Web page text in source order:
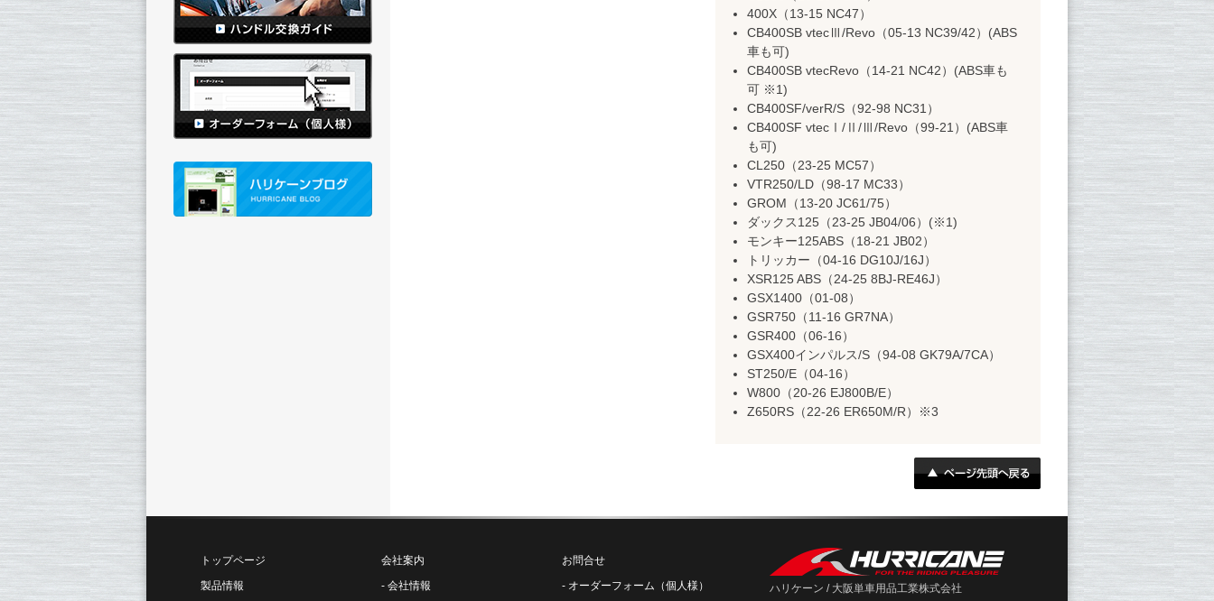
400X（13-15 NC47）
CB400SB vtecⅢ/Revo（05-13 NC39/42）(ABS
車も可)
CB400SB vtecRevo（14-21 NC42）(ABS車も
可 ※1)
CB400SF/verR/S（92-98 NC31）
CB400SF vtecⅠ/Ⅱ/Ⅲ/Revo（99-21）(ABS車
も可)
CL250（23-25 MC57）
VTR250/LD（98-17 MC33）
GROM（13-20 JC61/75）
ダックス125（23-25 JB04/06）(※1)
モンキー125ABS（18-21 JB02）
トリッカー（04-16 DG10J/16J）
XSR125 ABS（24-25 8BJ-RE46J）
GSX1400（01-08）
GSR750（11-16 GR7NA）
GSR400（06-16）
GSX400インパルス/S（94-08 GK79A/7CA）
ST250/E（04-16）
W800（20-26 EJ800B/E）
Z650RS（22-26 ER650M/R）※3
トップページ
製品情報
会社案内
会社情報
お問合せ
オーダーフォーム（個人様）
ハリケーン / 大阪単車用品工業株式会社